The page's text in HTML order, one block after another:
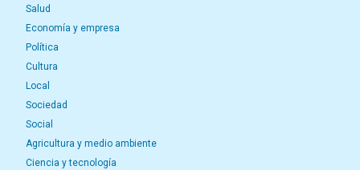
Salud
Economía y empresa
Política
Cultura
Local
Sociedad
Social
Agricultura y medio ambiente
Ciencia y tecnología